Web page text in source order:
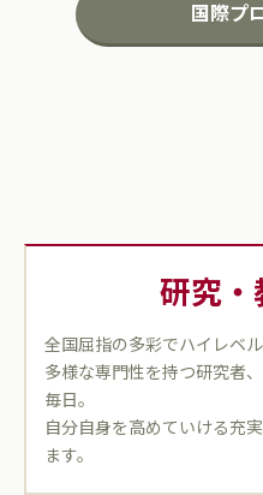
国際プ
研究
全国屈指の多彩でハイレベ
多様な専門性を持つ研究者
毎日。
自分自身を高めていける充
ます。